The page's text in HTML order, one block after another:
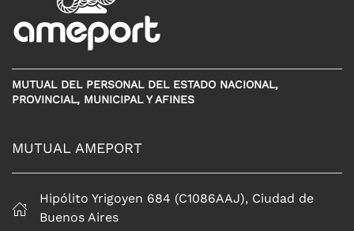
MUTUAL DEL PERSONAL DEL ESTADO NACIONAL,
PROVINCIAL, MUNICIPAL Y AFINES
MUTUAL AMEPORT
Hipólito Yrigoyen 684 (C1086AAJ), Ciudad de
Buenos Aires